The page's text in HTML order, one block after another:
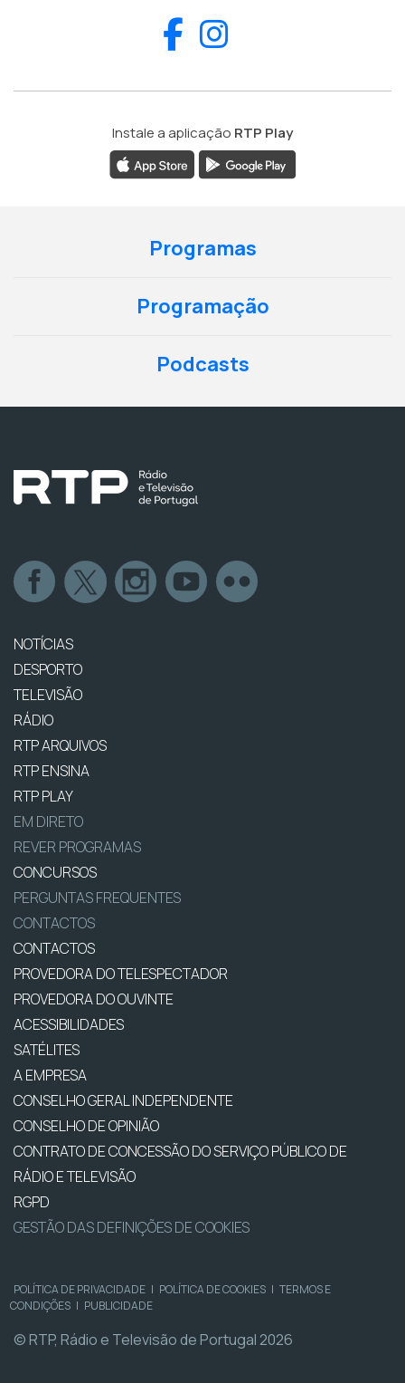
Facebook
Instale a aplicação RTP Play
Programas
Programação
Podcasts
NOTÍCIAS
DESPORTO
TELEVISÃO
RÁDIO
RTP ARQUIVOS
RTP ENSINA
RTP PLAY
EM DIRETO
REVER PROGRAMAS
CONCURSOS
PERGUNTAS FREQUENTES
CONTACTOS
CONTACTOS
PROVEDORA DO TELESPECTADOR
PROVEDORA DO OUVINTE
ACESSIBILIDADES
SATÉLITES
A EMPRESA
CONSELHO GERAL INDEPENDENTE
CONSELHO DE OPINIÃO
CONTRATO DE CONCESSÃO DO SERVIÇO PÚBLICO DE
RÁDIO E TELEVISÃO
RGPD
GESTÃO DAS DEFINIÇÕES DE COOKIES
POLÍTICA DE PRIVACIDADE | POLÍTICA DE COOKIES | TERMOS E
CONDIÇÕES | PUBLICIDADE
© RTP, Rádio e Televisão de Portugal 2026